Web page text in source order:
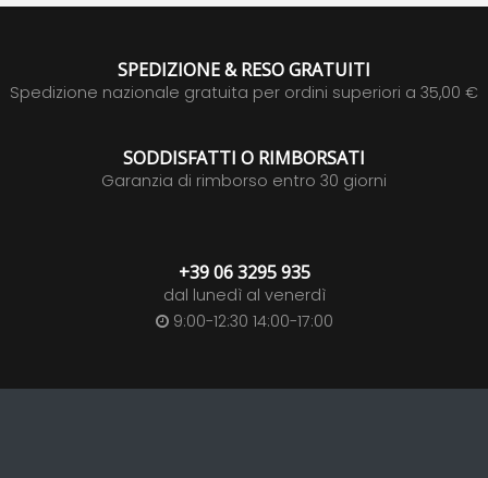
SPEDIZIONE & RESO GRATUITI
Spedizione nazionale gratuita per ordini superiori a 35,00 €
SODDISFATTI O RIMBORSATI
Garanzia di rimborso entro 30 giorni
+39 06 3295 935
dal lunedì al venerdì
9:00-12:30 14:00-17:00